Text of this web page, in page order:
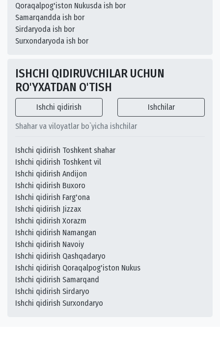
Qoraqalpog'iston Nukusda ish bor
Samarqandda ish bor
Sirdaryoda ish bor
Surxondaryoda ish bor
ISHCHI QIDIRUVCHILAR UCHUN
RO'YXATDAN O'TISH
Ishchi qidirish Ishchilar
Shahar va viloyatlar bo`yicha ishchilar
Ishchi qidirish Toshkent shahar
Ishchi qidirish Toshkent vil
Ishchi qidirish Andijon
Ishchi qidirish Buxoro
Ishchi qidirish Farg'ona
Ishchi qidirish Jizzax
Ishchi qidirish Xorazm
Ishchi qidirish Namangan
Ishchi qidirish Navoiy
Ishchi qidirish Qashqadaryo
Ishchi qidirish Qoraqalpog'iston Nukus
Ishchi qidirish Samarqand
Ishchi qidirish Sirdaryo
Ishchi qidirish Surxondaryo